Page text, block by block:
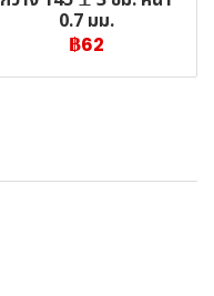
0.7 มม.
฿62